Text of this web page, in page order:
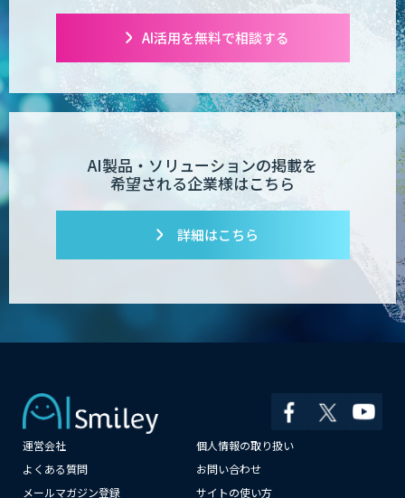
デジパーク
デジフロー
大型車専用 巻き込み警告システム SEES-
1000シリーズ
AI活用を無料で相談する
AI製品・ソリューションの掲載を
希望される企業様はこちら
詳細はこちら
運営会社
個人情報の取り扱い
よくある質問
お問い合わせ
メールマガジン登録
サイトの使い方